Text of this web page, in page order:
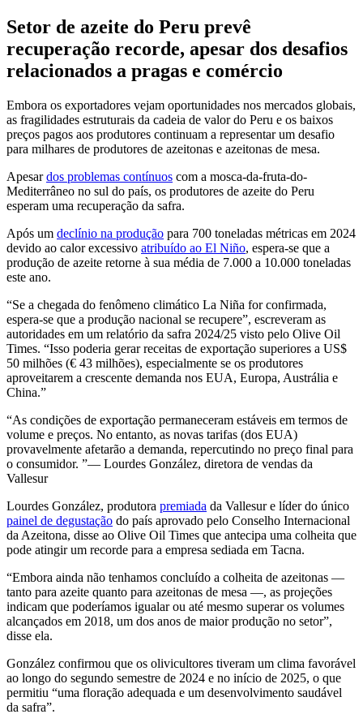
Setor de azeite do Peru prevê
recuperação recorde, apesar dos desafios
relacionados a pragas e comércio
Embora os exportadores vejam oportunidades nos mercados globais,
as fragilidades estruturais da cadeia de valor do Peru e os baixos
preços pagos aos produtores continuam a representar um desafio
para milhares de produtores de azeitonas e azeitonas de mesa.
Apesardos problemas contínuos com a mosca-da-fruta-do-
Mediterrâneo no sul do país, os produtores de azeite do Peru
esperam uma recuperação da safra.
Após um declínio na produção para 700 toneladas métricas em 2024
devido ao calor excessivo atribuído ao El Niño, espera-se que a
produção de azeite retorne à sua média de 7.000 a 10.000 toneladas
este ano.
“Se a chegada do fenômeno climático La Niña for confirmada,
espera-se que a produção nacional se recupere”, escreveram as
autoridades em um relatório da safra 2024/25 visto pelo Olive Oil
Times. “Isso poderia gerar receitas de exportação superiores a US$
50 milhões (€ 43 milhões), especialmente se os produtores
aproveitarem a crescente demanda nos EUA, Europa, Austrália e
China.”
As condições de exportação permaneceram estáveis em termos de
volume e preços. No entanto, as novas tarifas (dos EUA)
provavelmente afetarão a demanda, repercutindo no preço final para
o consumidor.
— Lourdes González, diretora de vendas da
Vallesur
Lourdes González, produtora premiada da Vallesur e líder do único
painel de degustação do país aprovado pelo Conselho Internacional
da Azeitona, disse ao Olive Oil Times que antecipa uma colheita que
pode atingir um recorde para a empresa sediada em Tacna.
“Embora ainda não tenhamos concluído a colheita de azeitonas —
tanto para azeite quanto para azeitonas de mesa —, as projeções
indicam que poderíamos igualar ou até mesmo superar os volumes
alcançados em 2018, um dos anos de maior produção no setor”,
disse ela.
González confirmou que os olivicultores tiveram um clima favorável
ao longo do segundo semestre de 2024 e no início de 2025, o que
permitiu “uma floração adequada e um desenvolvimento saudável
da safra”.